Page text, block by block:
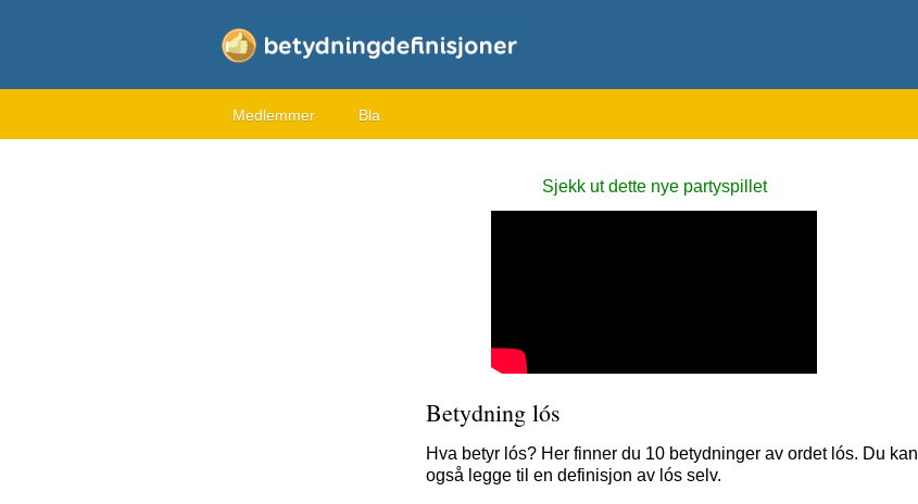
Medlemmer Bla
Sjekk ut dette nye partyspillet
Betydning lós
Hva betyr lós? Her finner du 10 betydninger av ordet lós. Du kan
også legge til en definisjon av lós selv.